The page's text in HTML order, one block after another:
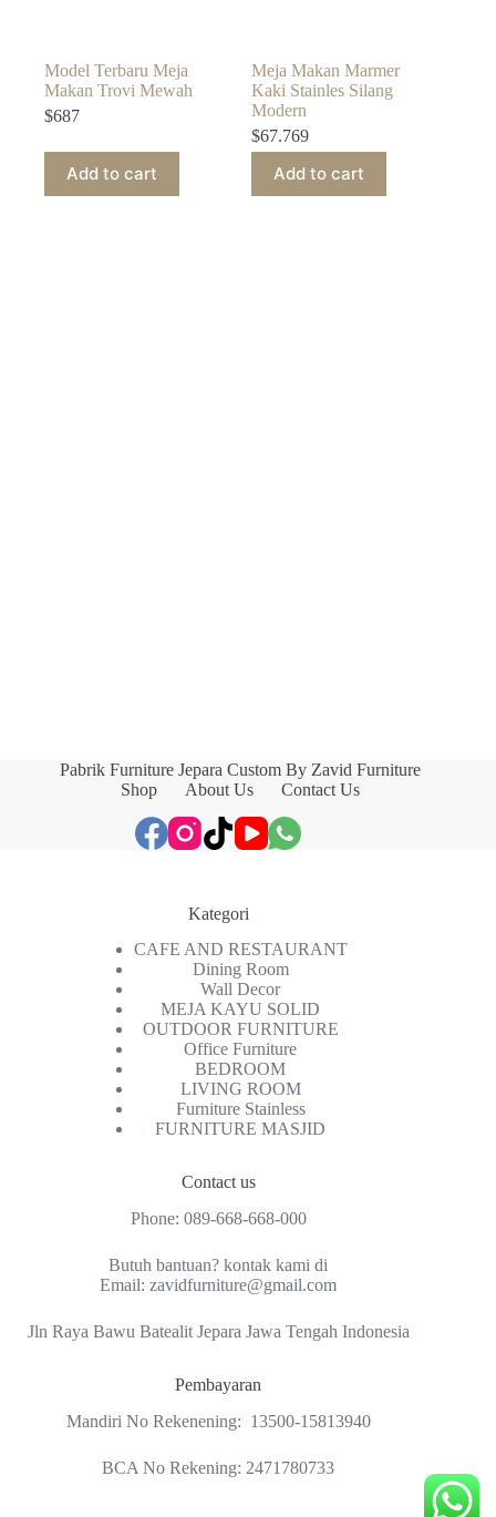
Model Terbaru Meja
Makan Trovi Mewah
$687
Add to cart
Meja Makan Marmer
Kaki Stainles Silang
Modern
$67.769
Add to cart
Pabrik Furniture Jepara Custom By Zavid Furniture
Shop
About Us Contact Us
Kategori
CAFE AND RESTAURANT
Dining Room
Wall Decor
MEJA KAYU SOLID
OUTDOOR FURNITURE
Office Furniture
BEDROOM
LIVING ROOM
Furniture Stainless
FURNITURE MASJID
Contact us
Phone: 089-668-668-000
Butuh bantuan? kontak kami di
Email:zavidfurniture@gmail.com
Jln Raya Bawu Batealit Jepara Jawa Tengah Indonesia
Pembayaran
Mandiri No Rekenening: 13500-15813940
BCA No Rekening: 2471780733